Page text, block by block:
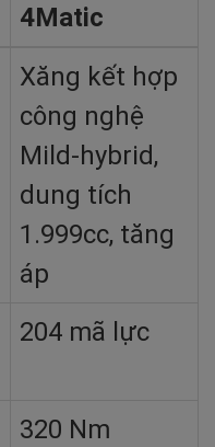
4Matic
Xăng kết hợp
công nghệ
Mild-hybrid,
dung tích
1.999cc, tăng
áp
204 mã lực
320 Nm